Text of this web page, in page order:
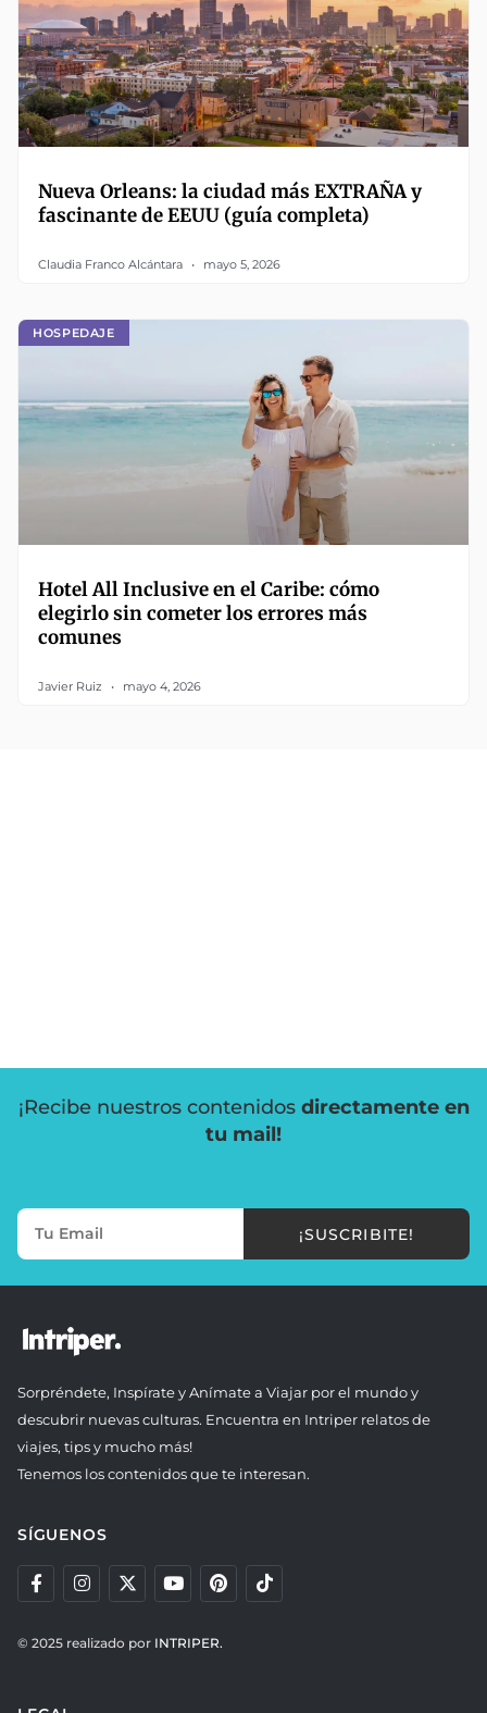
Nueva Orleans: la ciudad más EXTRAÑA y
fascinante de EEUU (guía completa)
Claudia Franco Alcántara mayo 5, 2026
HOSPEDAJE
Hotel All Inclusive en el Caribe: cómo
elegirlo sin cometer los errores más
comunes
Javier Ruiz mayo 4, 2026
¡Recibe nuestros contenidos directamente en
tu mail!
¡SUSCRIBITE!
Sorpréndete, Inspírate y Anímate a Viajar por el mundo y
descubrir nuevas culturas. Encuentra en Intriper relatos de
viajes, tips y mucho más!
Tenemos los contenidos que te interesan.
SÍGUENOS
© 2025 realizado por INTRIPER.